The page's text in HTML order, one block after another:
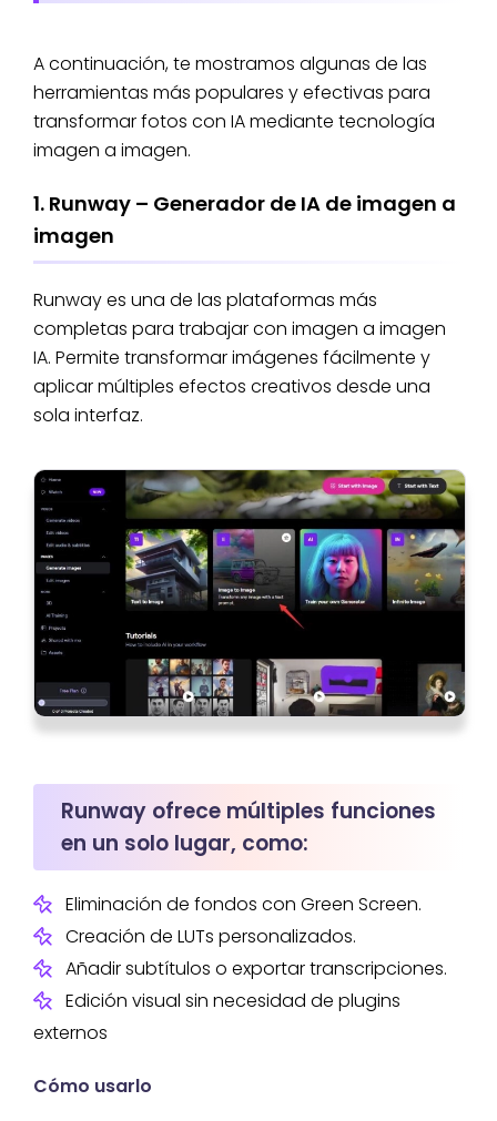
A continuación, te mostramos algunas de las
herramientas más populares y efectivas para
transformar fotos con IA mediante tecnología
imagen a imagen.
1. Runway – Generador de IA de imagen a
imagen
Runway es una de las plataformas más
completas para trabajar con imagen a imagen
IA. Permite transformar imágenes fácilmente y
aplicar múltiples efectos creativos desde una
sola interfaz.
Runway ofrece múltiples funciones
en un solo lugar, como:
Eliminación de fondos con Green Screen.
Creación de LUTs personalizados.
Añadir subtítulos o exportar transcripciones.
Edición visual sin necesidad de plugins
externos
Cómo usarlo